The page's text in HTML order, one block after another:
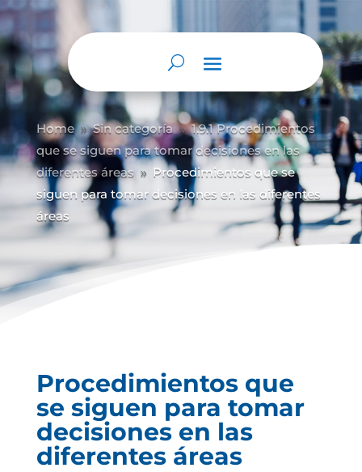
Home 9 Sin categoría 9 1.9.1 Procedimientos
que se siguen para tomar decisiones en las
diferentes áreas 9
Procedimientos que se
siguen para tomar decisiones en las diferentes
áreas
Procedimientos que
se siguen para tomar
decisiones en las
diferentes áreas